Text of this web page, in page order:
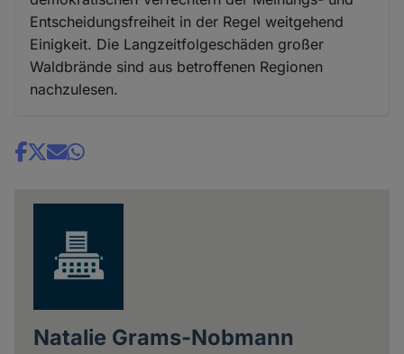
Entscheidungsfreiheit in der Regel weitgehend
Einigkeit. Die Langzeitfolgeschäden großer
Waldbrände sind aus betroffenen Regionen
nachzulesen.
Share
Natalie Grams-Nobmann